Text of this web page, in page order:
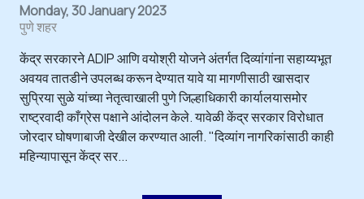
Monday, 30 January 2023
पुणे शहर
केंद्र सरकारने ADIP आणि वयोश्री योजने अंतर्गत दिव्यांगांना सहाय्यभूत
अवयव तातडीने उपलब्ध करून देण्यात यावे या मागणीसाठी खासदार
सुप्रिया सुळे यांच्या नेतृत्वाखाली पुणे जिल्हाधिकारी कार्यालयासमोर
राष्ट्रवादी काँग्रेस पक्षाने आंदोलन केले. यावेळी केंद्र सरकार विरोधात
जोरदार घोषणाबाजी देखील करण्यात आली. "दिव्यांग नागरिकांसाठी काही
महिन्यापासून केंद्र सर...